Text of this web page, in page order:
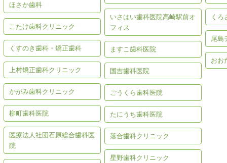
ほさか歯科
こたけ歯科クリニック
くすのき歯科・矯正歯科
上村矯正歯科クリニック
かがみ歯科クリニック
柳町歯科医院
医療法人社団石原総合歯科医
院
いさはい歯科医院高崎駅前オ
フィス
ますこ歯科医院
国吉歯科医院
ごうくら歯科医院
たにうち歯科医院
落合歯科クリニック
星野歯科クリニック
くろ
尾島
おお